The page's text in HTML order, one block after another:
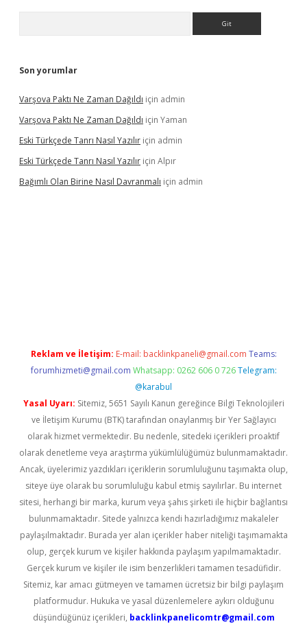
Son yorumlar
Varşova Paktı Ne Zaman Dağıldı için admin
Varşova Paktı Ne Zaman Dağıldı için Yaman
Eski Türkçede Tanrı Nasıl Yazılır için admin
Eski Türkçede Tanrı Nasıl Yazılır için Alpır
Bağımlı Olan Birine Nasıl Davranmalı için admin
Reklam ve İletişim: E-mail: backlinkpaneli@gmail.com Teams:
forumhizmeti@gmail.com Whatsapp: 0262 606 0 726 Telegram:
@karabul
Yasal Uyarı: Sitemiz, 5651 Sayılı Kanun gereğince Bilgi Teknolojileri
ve İletişim Kurumu (BTK) tarafından onaylanmış bir Yer Sağlayıcı
olarak hizmet vermektedir. Bu nedenle, sitedeki içerikleri proaktif
olarak denetleme veya araştırma yükümlülüğümüz bulunmamaktadır.
Ancak, üyelerimiz yazdıkları içeriklerin sorumluluğunu taşımakta olup,
siteye üye olarak bu sorumluluğu kabul etmiş sayılırlar. Bu internet
sitesi, herhangi bir marka, kurum veya şahıs şirketi ile hiçbir bağlantısı
bulunmamaktadır. Sitede yalnızca kendi hazırladığımız makaleler
paylaşılmaktadır. Burada yer alan içerikler haber niteliği taşımamakta
olup, gerçek kurum ve kişiler hakkında paylaşım yapılmamaktadır.
Gerçek kurum ve kişiler ile isim benzerlikleri tamamen tesadüfidir.
Sitemiz, kar amacı gütmeyen ve tamamen ücretsiz bir bilgi paylaşım
platformudur. Hukuka ve yasal düzenlemelere aykırı olduğunu
düşündüğünüz içerikleri, backlinkpanelicomtr@gmail.com